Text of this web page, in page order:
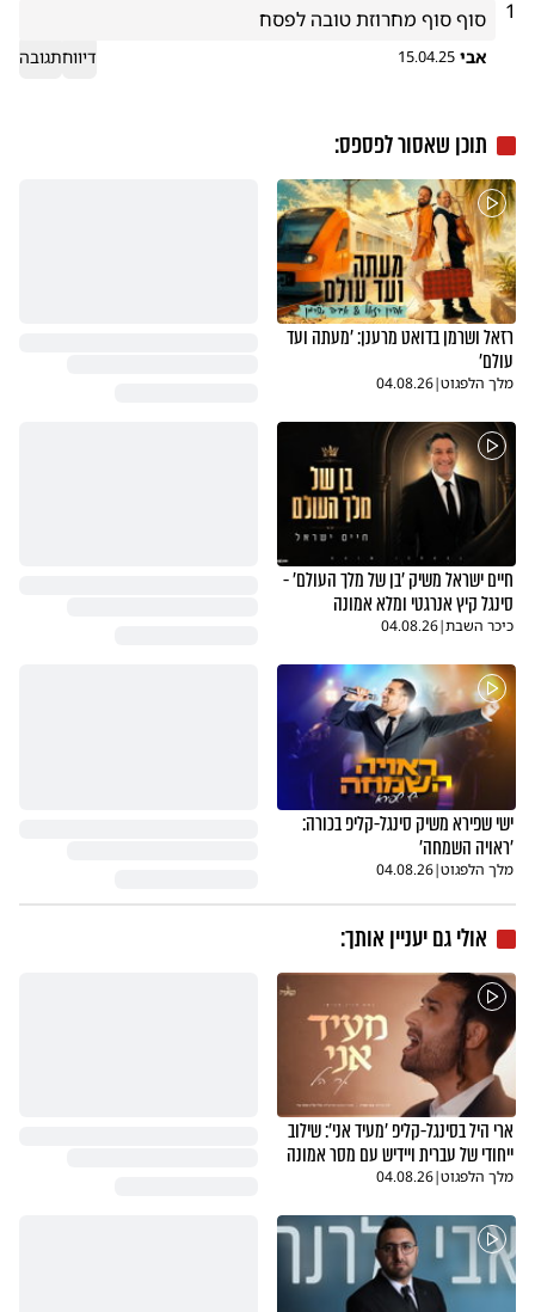
1 סוף סוף מחרוזת טובה לפסח
אבי 15.04.25 דיווחתגובה
תוכן שאסור לפספס:
רזאל ושרמן בדואט מרענן: 'מעתה ועד
עולם'
מלך הלפגוט|
04.08.26
חיים ישראל משיק 'בן של מלך העולם' -
סינגל קיץ אנרגטי ומלא אמונה
כיכר השבת|
04.08.26
ישי שפירא משיק סינגל-קליפ בכורה:
'ראויה השמחה'
מלך הלפגוט|
04.08.26
אולי גם יעניין אותך:
ארי היל בסינגל-קליפ 'מעיד אני': שילוב
ייחודי של עברית ויידיש עם מסר אמונה
מלך הלפגוט|
04.08.26